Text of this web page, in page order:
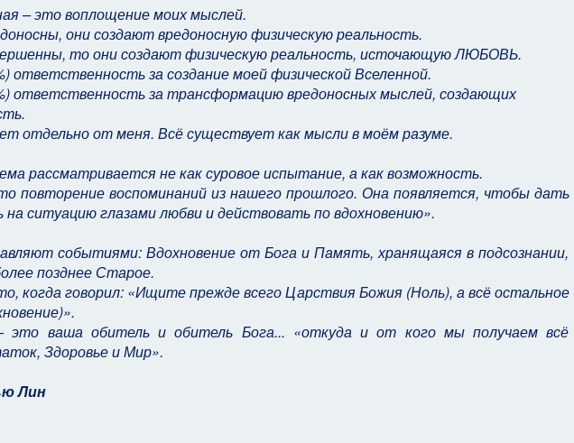
– это воплощение моих мыслей.
они создают вредоносную физическую реальность.
то они создают физическую реальность, источающую ЛЮБОВЬ.
ответственность за создание моей физической Вселенной.
ответственность за трансформацию вредоносных мыслей, создающих
отдельно от меня. Всё существует как мысли в моём разуме.
рассматривается не как суровое испытание, а как возможность.
повторение воспоминаний из нашего прошлого. Она появляется, чтобы дать
ситуацию глазами любви и действовать по вдохновению».
событиями: Вдохновение от Бога и Память, хранящаяся в подсознании,
позднее Старое.
когда говорил: «Ищите прежде всего Царствия Божия (Ноль), а всё остальное
это ваша обитель и обитель Бога... «откуда и от кого мы получаем всё
Здоровье и Мир».
Лин